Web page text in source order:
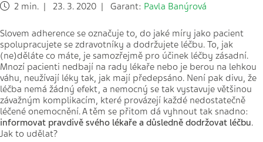
2 min. | 23. 3. 2020 | Garant: Pavla Banýrová
Slovem adherence se označuje to, do jaké míry jako pacient
spolupracujete se zdravotníky a dodržujete léčbu. To, jak
(ne)děláte co máte, je samozřejmě pro účinek léčby zásadní.
Mnozí pacienti nedbají na rady lékaře nebo je berou na lehkou
váhu, neužívají léky tak, jak mají předepsáno. Není pak divu, že
léčba nemá žádný efekt, a nemocný se tak vystavuje většinou
závažným komplikacím, které provázejí každé nedostatečně
léčené onemocnění. A těm se přitom dá vyhnout tak snadno:
informovat pravdivě svého lékaře a důsledně dodržovat léčbu.
Jak to udělat?